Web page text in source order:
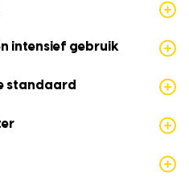
intensief gebruik
standaard